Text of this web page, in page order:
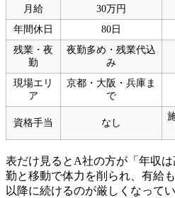
月給
30万円
年間休日
80日
残業・夜
勤
夜勤多め・残業代込
み
現場エリ
ア
京都・大阪・兵庫ま
で
資格手当 なし
表だけ見るとA社の方が「年収
勤と移動で体力を削られ、有給
以降に続けるのが厳しくなって